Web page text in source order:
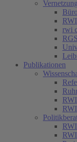
rwi
Publikationen